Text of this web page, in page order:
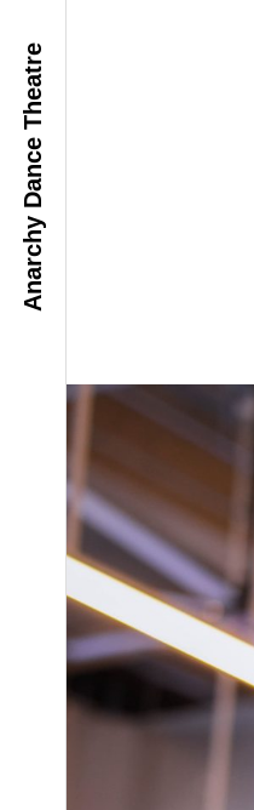
Anarchy Dance Theatre